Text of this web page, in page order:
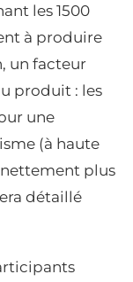
les 1500
à produire
un facteur
produit : les
une
(à haute
plus
détaillé